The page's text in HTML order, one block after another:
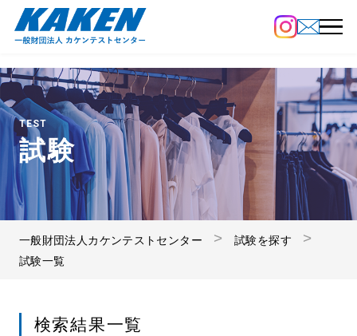
TEST
試験
一般財団法人カケンテストセンター
試験を探す
試験一覧
検索結果一覧